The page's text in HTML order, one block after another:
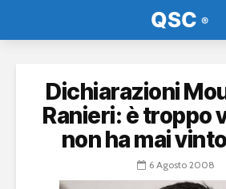
Dichiarazioni
Ranieri: è troppo
non ha mai
6 Agosto 2008